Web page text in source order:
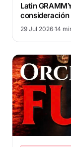
Latin
consideración
29 Jul 2026·14